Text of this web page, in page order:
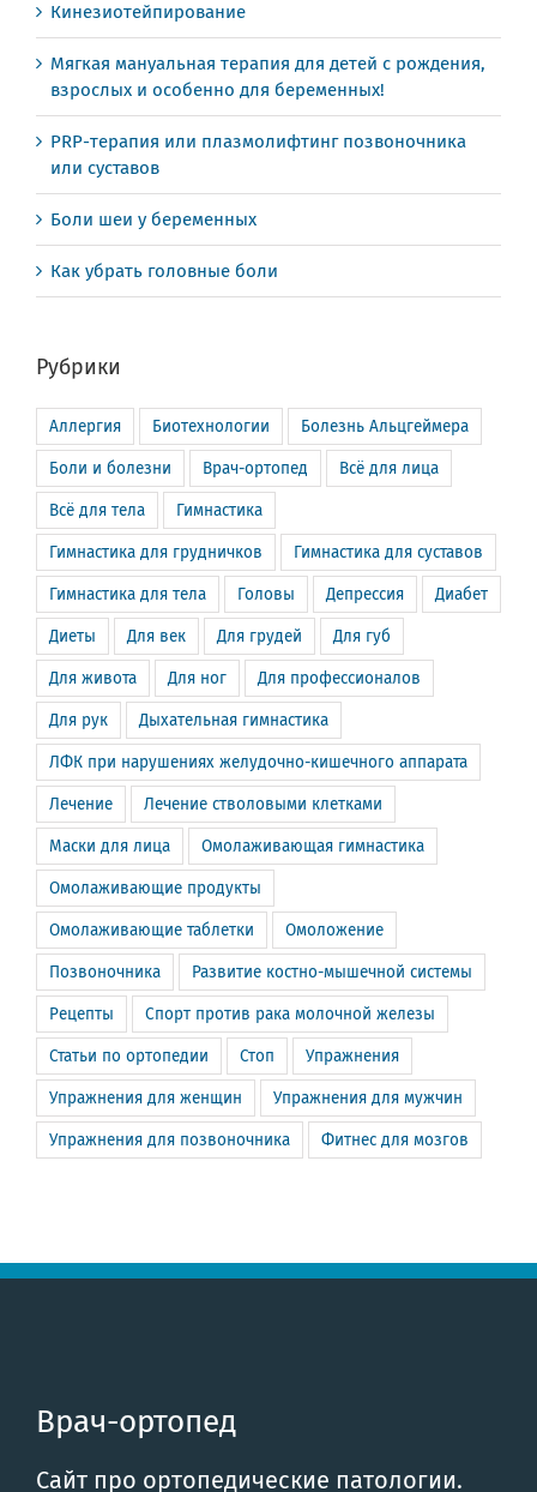
Кинезиотейпирование
Мягкая мануальная терапия для детей с рождения,
взрослых и особенно для беременных!
PRP-терапия или плазмолифтинг позвоночника
или суставов
Боли шеи у беременных
Как убрать головные боли
Рубрики
Аллергия Биотехнологии Болезнь Альцгеймера
Боли и болезни Врач-ортопед Всё для лица
Всё для тела Гимнастика
Гимнастика для грудничков Гимнастика для суставов
Гимнастика для тела Головы Депрессия Диабет
Диеты Для век Для грудей Для губ
Для живота Для ног Для профессионалов
Для рук Дыхательная гимнастика
ЛФК при нарушениях желудочно-кишечного аппарата
Лечение Лечение стволовыми клетками
Маски для лица Омолаживающая гимнастика
Омолаживающие продукты
Омолаживающие таблетки Омоложение
Позвоночника Развитие костно-мышечной системы
Рецепты Спорт против рака молочной железы
Статьи по ортопедии Стоп Упражнения
Упражнения для женщин Упражнения для мужчин
Упражнения для позвоночника Фитнес для мозгов
Врач-ортопед
Сайт про ортопедические патологии.